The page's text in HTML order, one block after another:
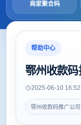
商家聚合码
帮助中心
鄂州收款码
2025-06-10 16:52
鄂州收款码推广公司